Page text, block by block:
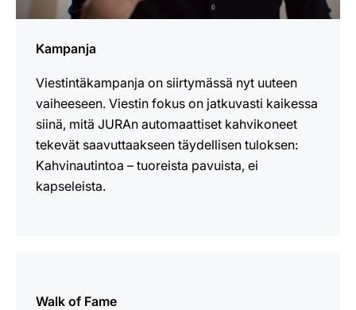
Kampanja
Viestintäkampanja on siirtymässä nyt uuteen
vaiheeseen. Viestin fokus on jatkuvasti kaikessa
siinä, mitä JURAn automaattiset kahvikoneet
tekevät saavuttaakseen täydellisen tuloksen:
Kahvinautintoa – tuoreista pavuista, ei
kapseleista.
Walk of Fame